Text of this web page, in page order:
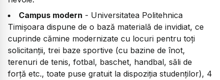
Campus modern - Universitatea Politehnica
Timișoara dispune de o bază materială de invidiat, ce
cuprinde cămine modernizate cu locuri pentru toți
solicitanții, trei baze sportive (cu bazine de înot,
terenuri de tenis, fotbal, baschet, handbal, săli de
forță etc., toate puse gratuit la dispoziția studenților), 4